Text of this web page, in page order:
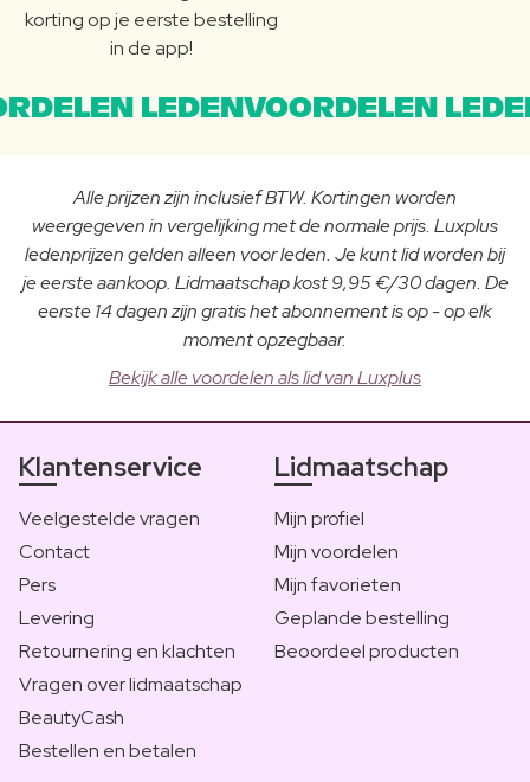
korting op je eerste bestelling
in de app!
LEDENVOORDELEN
Alle prijzen zijn inclusief BTW. Kortingen worden
weergegeven in vergelijking met de normale prijs. Luxplus
ledenprijzen gelden alleen voor leden. Je kunt lid worden bij
je eerste aankoop. Lidmaatschap kost 9,95 €/30 dagen. De
eerste 14 dagen zijn gratis het abonnement is op - op elk
moment opzegbaar.
Bekijk alle voordelen als lid van Luxplus
Klantenservice
Veelgestelde vragen
Contact
Pers
Levering
Retournering en klachten
Vragen over lidmaatschap
BeautyCash
Bestellen en betalen
Lidmaatschap
Mijn profiel
Mijn voordelen
Mijn favorieten
Geplande bestelling
Beoordeel producten